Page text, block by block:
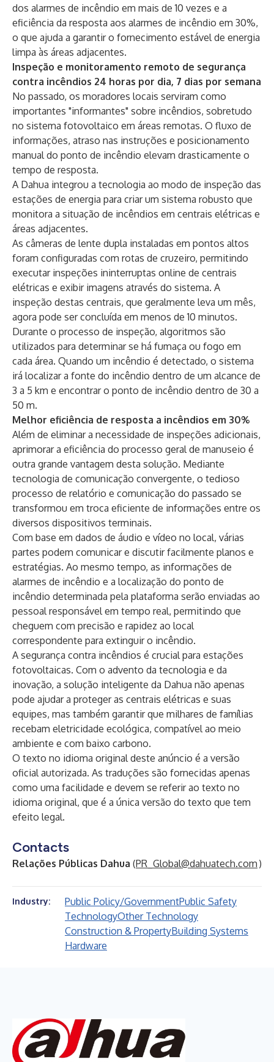
dos alarmes de incêndio em mais de 10 vezes e a
eficiência da resposta aos alarmes de incêndio em 30%,
o que ajuda a garantir o fornecimento estável de energia
limpa às áreas adjacentes.
Inspeção e monitoramento remoto de segurança
contra incêndios 24 horas por dia, 7 dias por semana
No passado, os moradores locais serviram como
importantes "informantes" sobre incêndios, sobretudo
no sistema fotovoltaico em áreas remotas. O fluxo de
informações, atraso nas instruções e posicionamento
manual do ponto de incêndio elevam drasticamente o
tempo de resposta.
A Dahua integrou a tecnologia ao modo de inspeção das
estações de energia para criar um sistema robusto que
monitora a situação de incêndios em centrais elétricas e
áreas adjacentes.
As câmeras de lente dupla instaladas em pontos altos
foram configuradas com rotas de cruzeiro, permitindo
executar inspeções ininterruptas online de centrais
elétricas e exibir imagens através do sistema. A
inspeção destas centrais, que geralmente leva um mês,
agora pode ser concluída em menos de 10 minutos.
Durante o processo de inspeção, algoritmos são
utilizados para determinar se há fumaça ou fogo em
cada área. Quando um incêndio é detectado, o sistema
irá localizar a fonte do incêndio dentro de um alcance de
3 a 5 km e encontrar o ponto de incêndio dentro de 30 a
50 m.
Melhor eficiência de resposta a incêndios em 30%
Além de eliminar a necessidade de inspeções adicionais,
aprimorar a eficiência do processo geral de manuseio é
outra grande vantagem desta solução. Mediante
tecnologia de comunicação convergente, o tedioso
processo de relatório e comunicação do passado se
transformou em troca eficiente de informações entre os
diversos dispositivos terminais.
Com base em dados de áudio e vídeo no local, várias
partes podem comunicar e discutir facilmente planos e
estratégias. Ao mesmo tempo, as informações de
alarmes de incêndio e a localização do ponto de
incêndio determinada pela plataforma serão enviadas ao
pessoal responsável em tempo real, permitindo que
cheguem com precisão e rapidez ao local
correspondente para extinguir o incêndio.
A segurança contra incêndios é crucial para estações
fotovoltaicas. Com o advento da tecnologia e da
inovação, a solução inteligente da Dahua não apenas
pode ajudar a proteger as centrais elétricas e suas
equipes, mas também garantir que milhares de famílias
recebam eletricidade ecológica, compatível ao meio
ambiente e com baixo carbono.
O texto no idioma original deste anúncio é a versão
oficial autorizada. As traduções são fornecidas apenas
como uma facilidade e devem se referir ao texto no
idioma original, que é a única versão do texto que tem
efeito legal.
Contacts
Relações Públicas Dahua (PR_Global@dahuatech.com )
Industry: Public Policy/GovernmentPublic Safety
TechnologyOther Technology
Construction & PropertyBuilding Systems
Hardware